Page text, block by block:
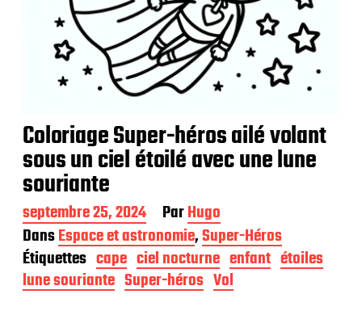
Coloriage Super-héros ailé volant
sous un ciel étoilé avec une lune
souriante
D
a
t
e
d
e
septembre 25, 2024 ParHugo
DansEspace et astronomie,Super-Héros
Étiquettes cape ciel nocturne enfant étoiles
lune souriante Super-héros Vol